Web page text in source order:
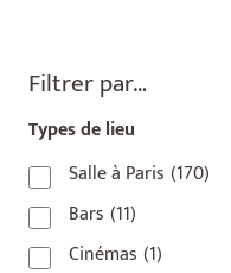
Filtrer par…
Types de lieu
Salle à Paris (170)
Bars (11)
Cinémas (1)